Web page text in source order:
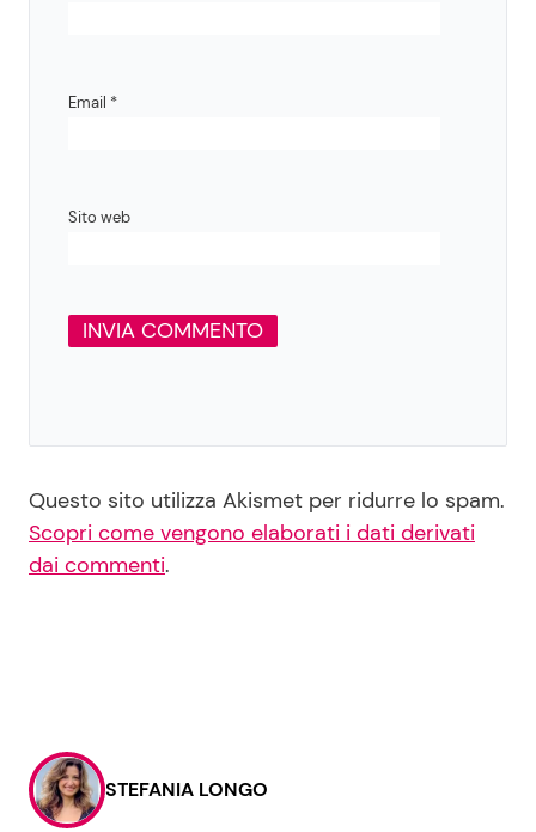
Email *
Sito web
Questo sito utilizza Akismet per ridurre lo spam.
Scopri come vengono elaborati i dati derivati
dai commenti.
STEFANIA LONGO